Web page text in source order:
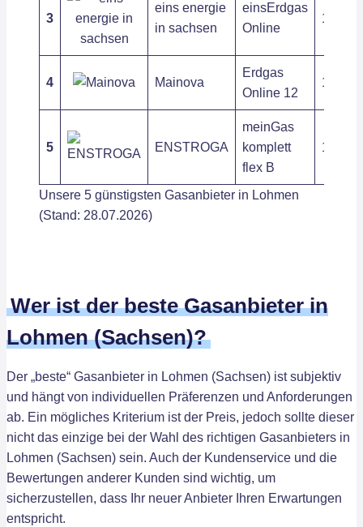
3
eins energie
in sachsen
einsErdgas
Online
11,75
4 Mainova
Erdgas
Online 12
12,64
5 ENSTROGA
meinGas
komplett
flex B
13,31
Unsere 5 günstigsten Gasanbieter in Lohmen
(Stand: 28.07.2026)
Wer ist der beste Gasanbieter in
Lohmen (Sachsen)?
Der „beste“ Gasanbieter in Lohmen (Sachsen) ist subjektiv
und hängt von individuellen Präferenzen und Anforderungen
ab. Ein mögliches Kriterium ist der Preis, jedoch sollte dieser
nicht das einzige bei der Wahl des richtigen Gasanbieters in
Lohmen (Sachsen) sein. Auch der Kundenservice und die
Bewertungen anderer Kunden sind wichtig, um
sicherzustellen, dass Ihr neuer Anbieter Ihren Erwartungen
entspricht.